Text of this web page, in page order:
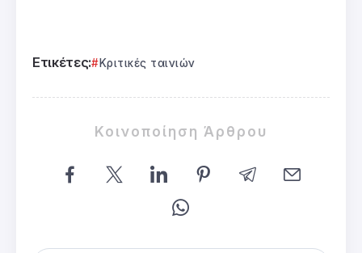
Ετικέτες: Κριτικές ταινιών
Κοινοποίηση Άρθρου